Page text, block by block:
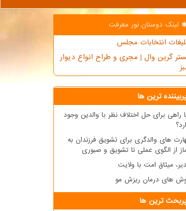
لینک دوستان نور معرفت
انتخابات مجلس
گرین وال | مجری و طراح انواع دیوار
ترین ها
راهی برای حل اختلاف نظر با والدین وجود
های والدگری برای تشویق فرزندان به
از الگوی عملی تا تشویق و صبوری
میثاق امت با ولایت
های درمان ریزش مو
ترین ها